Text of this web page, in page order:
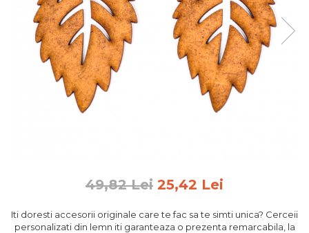
Feng Shui
Tablouri personalizate
IQ Puzzle
Diplome si Plachete
Aromaterapie
49,82 Lei 25,42 Lei
Iti doresti accesorii originale care te fac sa te simti unica? Cerceii
personalizati din lemn iti garanteaza o prezenta remarcabila, la